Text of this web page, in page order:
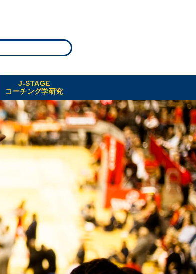
J-STAGE
コーチング学研究